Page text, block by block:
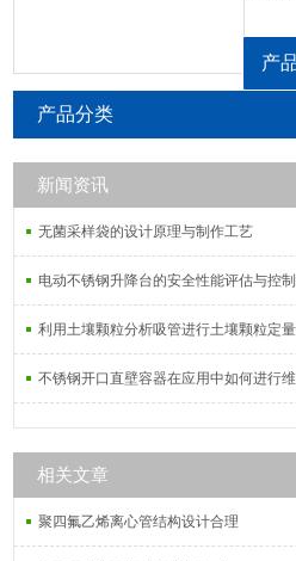
质分为
产
产品分类
新闻资讯
无菌采样袋的设计原理与制作工艺
电动不锈钢升降台的安全性能评估与控制
利用土壤颗粒分析吸管进行土壤颗粒定
不锈钢开口直壁容器在应用中如何进行
相关文章
聚四氟乙烯离心管结构设计合理